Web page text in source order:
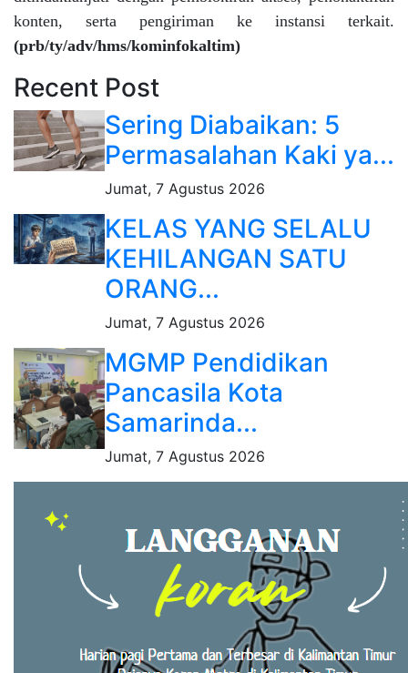
konten, serta pengiriman ke instansi terkait.
(prb/ty/adv/hms/kominfokaltim)
Recent Post
Sering Diabaikan: 5
Permasalahan Kaki ya...
Jumat, 7 Agustus 2026
KELAS YANG SELALU
KEHILANGAN SATU
ORANG...
Jumat, 7 Agustus 2026
MGMP Pendidikan
Pancasila Kota
Samarinda...
Jumat, 7 Agustus 2026